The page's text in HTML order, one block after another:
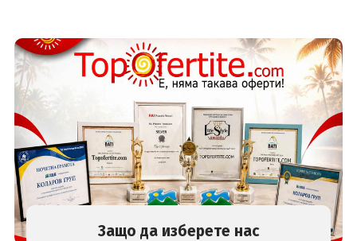
Защо да изберете нас